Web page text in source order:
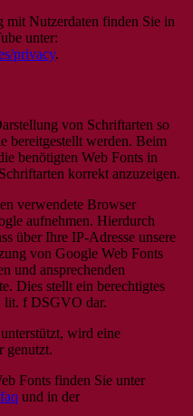
mit Nutzerdaten finden Sie in
unter:
privacy.
von Schriftarten so
bereitgestellt werden. Beim
benötigten Web Fonts in
korrekt anzuzeigen.
verwendete Browser
aufnehmen. Hierdurch
über Ihre IP-Adresse unsere
von Google Web Fonts
und ansprechenden
Dies stellt ein berechtigtes
lit. f DSGVO dar.
wird eine
genutzt.
Fonts finden Sie unter
und in der